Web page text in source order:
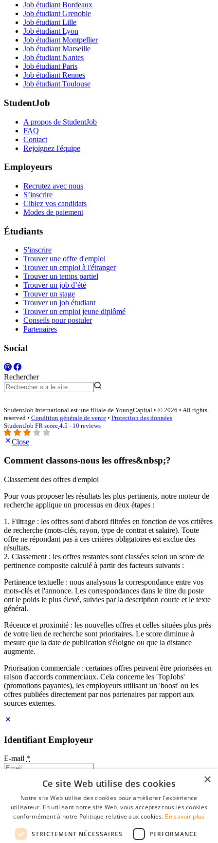
Job étudiant Bordeaux
Job étudiant Grenoble
Job étudiant Lille
Job étudiant Lyon
Job étudiant Montpellier
Job étudiant Marseille
Job étudiant Nantes
Job étudiant Paris
Job étudiant Rennes
Job étudiant Toulouse
StudentJob
A propos de StudentJob
FAQ
Contact
Rejoignez l'équipe
Employeurs
Recrutez avec nous
S’inscrire
Ciblez vos candidats
Modes de paiement
Étudiants
S'inscrire
Trouver une offre d'emploi
Trouver un emploi à l'étranger
Trouver un temps partiel
Trouver un job d’été
Trouver un stage
Trouver un job étudiant
Trouver un emploi jeune diplômé
Conseils pour postuler
Partenaires
Social
Rechercher
StudentJob International est une filiale de YoungCapital • © 2026 • All rights
reserved • Condition générale de vente • Protection des données
StudentJob FR score 4.5 - 10 reviews
Close
Comment classons-nous les offres&nbsp;?
Classement des offres d'emploi
Pour vous proposer les résultats les plus pertinents, notre moteur de
recherche applique un processus en deux étapes :
1. Filtrage : les offres sont d'abord filtrées en fonction de vos critères
de recherche (mots-clés, rayon, type de contrat et salaire). Toute
offre ne répondant pas à ces critères obligatoires est exclue des
résultats.
2. Classement : les offres restantes sont classées selon un score de
pertinence composite calculé à partir des facteurs suivants :
Pertinence textuelle : nous analysons la correspondance entre vos
mots-clés et l'annonce. Les correspondances dans le titre du poste
ont le poids le plus élevé, suivies par la description courte et le texte
général.
Récence et proximité : les nouvelles offres et celles situées plus près
de votre lieu de recherche sont prioritaires. Le score diminue à
mesure que la date de publication s'éloigne ou que la distance
augmente.
Priorisation commerciale : certaines offres peuvent être priorisées en
raison d'accords commerciaux. Cela concerne les 'TopJobs'
(promotions payantes), les employeurs utilisant un 'boost' ou les
offres publiées directement par nos partenaires par rapport aux
sources externes.
Identifiant Employeur
E-mail *
Mot de passe
se souvenir de moi
mot de passe oublié?
×
Ce site Web utilise des cookies
Notre site Web utilise des cookies pour améliorer l'expérience
utilisateur. En utilisant notre site Web, vous acceptez tous les cookies
conformément à notre Politique relative aux cookies. En savoir plus
STRICTEMENT NÉCESSAIRES PERFORMANCE